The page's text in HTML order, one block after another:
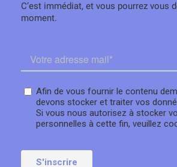
C’est immédiat, et vous pourrez vous
moment.